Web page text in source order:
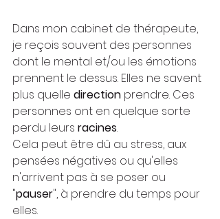
Dans mon cabinet de thérapeute,
je reçois souvent des personnes
dont le mental et/ou les émotions
prennent le dessus. Elles ne savent
plus quelle direction prendre. Ces
personnes ont en quelque sorte
perdu leurs racines.
Cela peut être dû au stress, aux
pensées négatives ou qu'elles
n'arrivent pas à se poser ou
"pauser", à prendre du temps pour
elles.